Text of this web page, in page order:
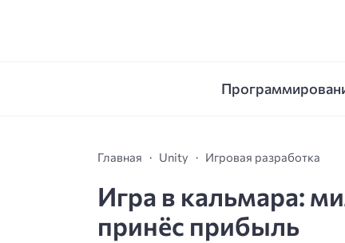
Главная Unity Игровая разработка
Игра в кальмара:
принёс прибыль